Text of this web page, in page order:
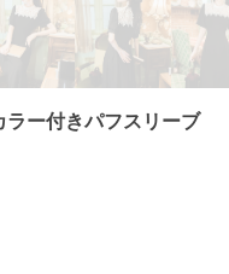
ラー付きパフスリーブ